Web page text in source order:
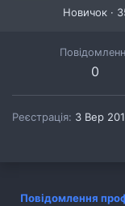
Новичок ·
0
Реєстрація 3 Вер
Повідомлення